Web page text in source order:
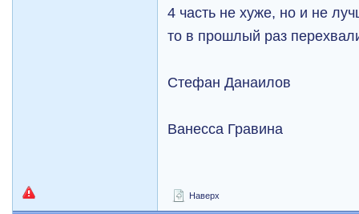
4 часть не хуже, но и не
то в прошлый раз
Стефан Данаилов
Ванесса Гравина
Наверх